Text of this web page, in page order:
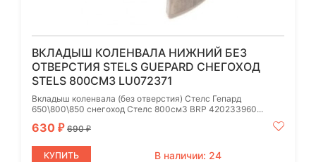
ВКЛАДЫШ КОЛЕНВАЛА НИЖНИЙ БЕЗ
ОТВЕРСТИЯ STELS GUEPARD СНЕГОХОД
STELS 800СМ3 LU072371
Вкладыш коленвала (без отверстия) Стелс Гепард
650\800\850 снегоход Стелс 800см3 BRP 420233960...
630 ₽ 690₽
КУПИТЬ В наличии: 24